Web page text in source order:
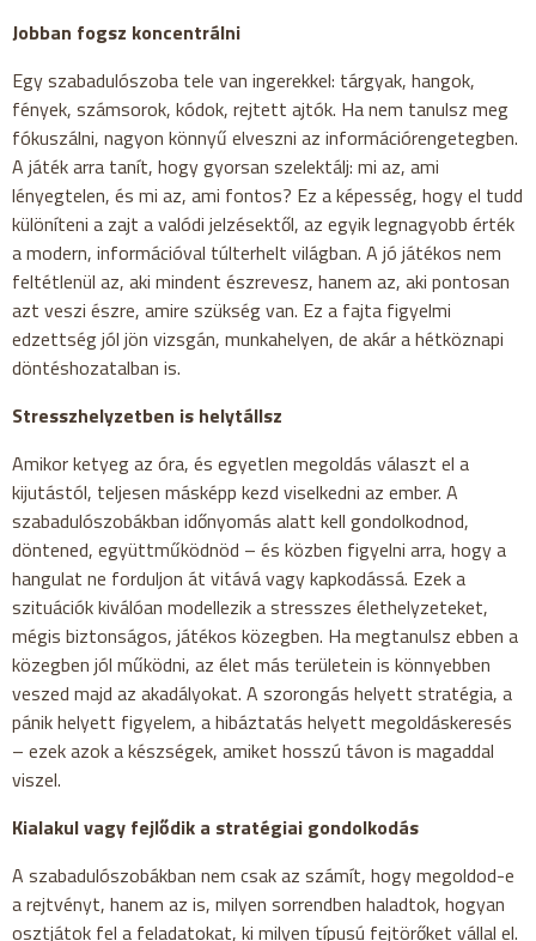
Jobban fogsz koncentrálni
Egy szabadulószoba tele van ingerekkel: tárgyak, hangok,
fények, számsorok, kódok, rejtett ajtók. Ha nem tanulsz meg
fókuszálni, nagyon könnyű elveszni az információrengetegben.
A játék arra tanít, hogy gyorsan szelektálj: mi az, ami
lényegtelen, és mi az, ami fontos? Ez a képesség, hogy el tudd
különíteni a zajt a valódi jelzésektől, az egyik legnagyobb érték
a modern, információval túlterhelt világban. A jó játékos nem
feltétlenül az, aki mindent észrevesz, hanem az, aki pontosan
azt veszi észre, amire szükség van. Ez a fajta figyelmi
edzettség jól jön vizsgán, munkahelyen, de akár a hétköznapi
döntéshozatalban is.
Stresszhelyzetben is helytállsz
Amikor ketyeg az óra, és egyetlen megoldás választ el a
kijutástól, teljesen másképp kezd viselkedni az ember. A
szabadulószobákban időnyomás alatt kell gondolkodnod,
döntened, együttműködnöd – és közben figyelni arra, hogy a
hangulat ne forduljon át vitává vagy kapkodássá. Ezek a
szituációk kiválóan modellezik a stresszes élethelyzeteket,
mégis biztonságos, játékos közegben. Ha megtanulsz ebben a
közegben jól működni, az élet más területein is könnyebben
veszed majd az akadályokat. A szorongás helyett stratégia, a
pánik helyett figyelem, a hibáztatás helyett megoldáskeresés
– ezek azok a készségek, amiket hosszú távon is magaddal
viszel.
Kialakul vagy fejlődik a stratégiai gondolkodás
A szabadulószobákban nem csak az számít, hogy megoldod-e
a rejtvényt, hanem az is, milyen sorrendben haladtok, hogyan
osztjátok fel a feladatokat, ki milyen típusú fejtörőket vállal el.